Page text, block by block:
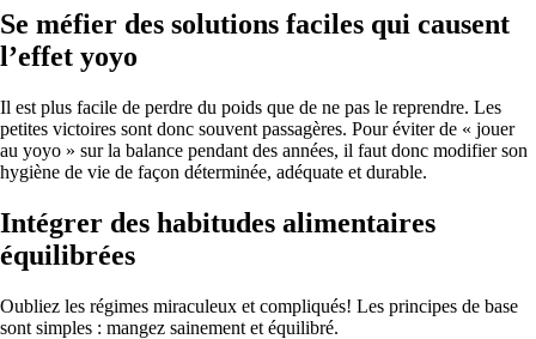
Se méfier des solutions faciles qui causent
l’effet yoyo
Il est plus facile de perdre du poids que de ne pas le reprendre. Les
petites victoires sont donc souvent passagères. Pour éviter de « jouer
au yoyo » sur la balance pendant des années, il faut donc modifier son
hygiène de vie de façon déterminée, adéquate et durable.
Intégrer des habitudes alimentaires
équilibrées
Oubliez les régimes miraculeux et compliqués! Les principes de base
sont simples : mangez sainement et équilibré.